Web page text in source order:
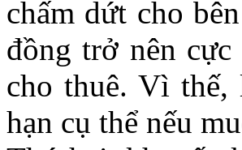
chấm dứt cho
đồng trở nên
cho thuê. Vì thế,
hạn cụ thể nếu